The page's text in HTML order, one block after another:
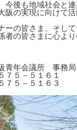
今後も地域社会と
阪の実現に向けて
ーの皆さま、そし
者の皆さまに心よ
青年会議所 事務局
７５－５１６１
７５－５１６３